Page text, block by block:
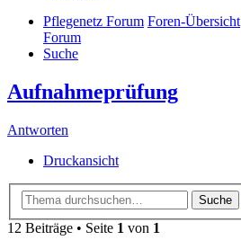
Pflegenetz Forum Foren-Übersicht
Forum
Suche
Aufnahmeprüfung
Antworten
Druckansicht
Suche
12 Beiträge • Seite 1 von 1